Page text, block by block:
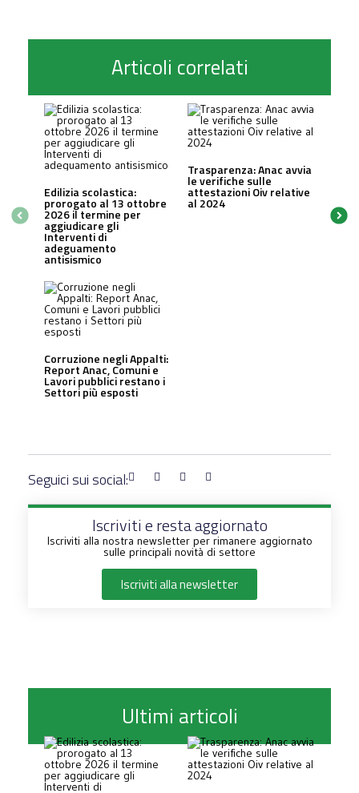
Articoli correlati
Edilizia scolastica:
prorogato al 13 ottobre
2026 il termine per
aggiudicare gli
Interventi di
adeguamento
antisismico
Trasparenza: Anac avvia
le verifiche sulle
attestazioni Oiv relative
al 2024
Corruzione negli Appalti:
Report Anac, Comuni e
Lavori pubblici restano i
Settori più esposti
Seguici sui social:
Iscriviti e resta aggiornato
Iscriviti alla nostra newsletter per rimanere aggiornato
sulle principali novità di settore
Iscriviti alla newsletter
Ultimi articoli